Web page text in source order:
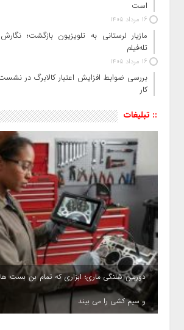
است
16 مرداد 1405
مازیار لرستانی به تلویزیون بازگشت؛
تله‌فیلم
16 مرداد 1405
بررسی ضوابط افزایش اعتبار کالابرگ در
کار
:: تبلیغات
دوربین شلنگی ماری؛ ابزاری که تمام بن بست
و سیم کشی را می بیند